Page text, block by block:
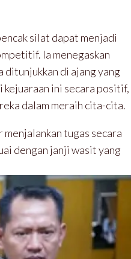
silat dapat menjadi
Ia menegaskan
ditunjukkan di ajang yang
ini secara positif,
dalam meraih cita-cita.
tugas secara
dengan janji wasit yang